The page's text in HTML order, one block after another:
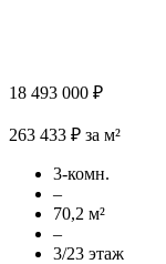
18 493 000 ₽
263 433 ₽ за м²
3-комн.
–
70,2 м²
–
3/23 этаж